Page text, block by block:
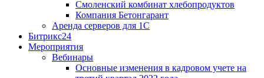
Смоленский комбинат хлебопродуктов
Компания Бетонгарант
Аренда серверов для 1С
Битрикс24
Мероприятия
Вебинары
Основные изменения в кадровом учете на